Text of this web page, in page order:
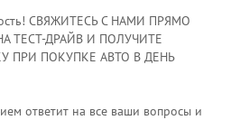
СВЯЖИТЕСЬ С НАМИ ПРЯМО
ТЕСТ-ДРАЙВ И ПОЛУЧИТЕ
ПРИ ПОКУПКЕ АВТО В ДЕНЬ
ответит на все ваши вопросы и